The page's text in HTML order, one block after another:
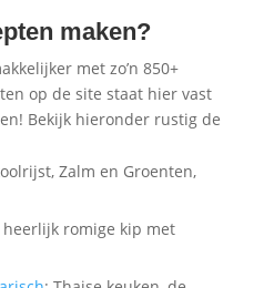
maken?
met zo’n 850+
op de site staat hier vast
Bekijk hieronder rustig de
Zalm en Groenten,
heerlijk romige kip met